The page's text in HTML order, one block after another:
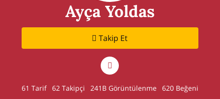
Ayça Yoldas
Takip Et
61 Tarif 62 Takipçi 241B Görüntülenme 620 Beğeni